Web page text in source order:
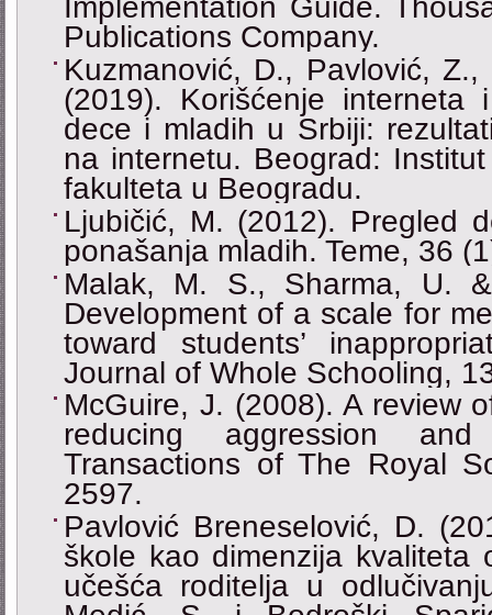
Implementation Guide.
Publications Company.
Kuzmanović, D., Pavlović,
(2019). Korišćenje interneta
dece i mladih u Srbiji:
na internetu. Beograd:
fakulteta u Beogradu.
Ljubičić, M. (2012). Pregled
ponašanja mladih. Teme, 36
Malak, M. S., Sharma, U.
Development of a scale for
toward students’
Journal of Whole Schooling,
McGuire, J. (2008). A review
reducing aggression and
Transactions of The Royal
2597.
Pavlović Breneselović, D.
škole kao dimenzija kvaliteta
učešća roditelja u